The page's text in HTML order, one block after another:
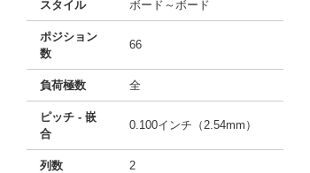
スタイル ボード～ボード
ポジション
数
66
負荷極数 全
ピッチ - 嵌
合
0.100インチ（2.54mm）
列数 2